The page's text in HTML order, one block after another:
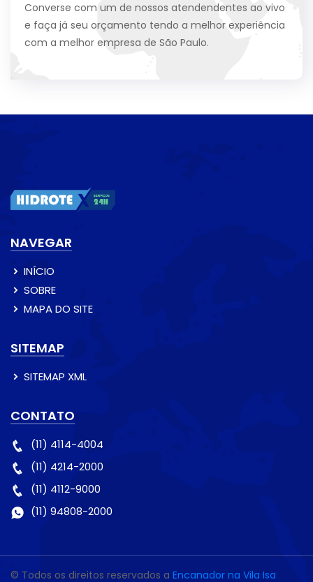
Converse com um de nossos atendendentes ao vivo
e faça já seu orçamento tendo a melhor experiência
com a melhor empresa de São Paulo.
NAVEGAR
INÍCIO
SOBRE
MAPA DO SITE
SITEMAP
SITEMAP XML
CONTATO
(11) 4114-4004
(11) 4214-2000
(11) 4112-9000
(11) 94808-2000
© Todos os direitos reservados a Encanador na Vila Isa